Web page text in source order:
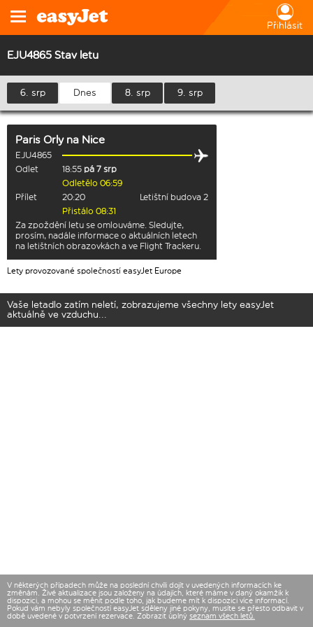
Přihlásit
EJU4865 Stav letu
6. srp Dnes 8. srp 9. srp
Paris Orly na Nice
EJU4865
Odlet
18:55 pá 7 srp
Odletělo 06:59
Přílet
20:20
Letištní budova 2
Přistálo 08:31
Za zpoždění letu se omlouváme. Sledujte,
prosím, nadále informace o aktuálních letech
na letištních obrazovkách a ve Flight Trackeru.
Lety provozované společností easyJet Europe
Vaše letadlo zatím neletí, zobrazujeme všechny lety easyJet
aktuálně ve vzduchu...
V některých případech může na poslední chvíli dojít v uvedených informacích ke
změnám. Živé aktualizace jsou založeny na údajích, které máme v daný okamžik k
dispozici, a mohou se měnit podle toho, jak budeme mít k dispozici více informací.
Pokud vám nebyly společností easyJet sděleny jiné pokyny, musíte se přesto odbavit v
době uvedené v potvrzení rezervace. Zobrazit úplný seznam všech letů.